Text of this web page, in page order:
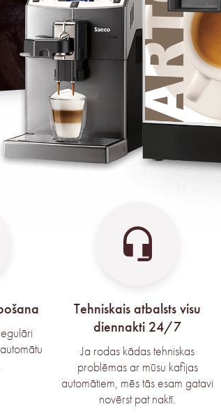
Tehniskais atbalsts visu
diennakti 24/7
Ja rodas kādas tehniskas
problēmas ar mūsu kafijas
automātiem, mēs tās esam gatavi
novērst pat naktī.